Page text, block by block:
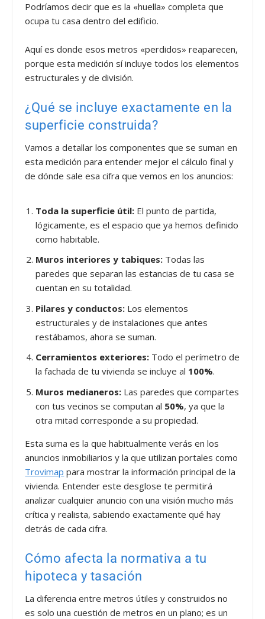
Podríamos decir que es la «huella» completa que
ocupa tu casa dentro del edificio.
Aquí es donde esos metros «perdidos» reaparecen,
porque esta medición sí incluye todos los elementos
estructurales y de división.
¿Qué se incluye exactamente en la
superficie construida?
Vamos a detallar los componentes que se suman en
esta medición para entender mejor el cálculo final y
de dónde sale esa cifra que vemos en los anuncios:
Toda la superficie útil:El punto de partida,
lógicamente, es el espacio que ya hemos definido
como habitable.
Muros interiores y tabiques:Todas las
paredes que separan las estancias de tu casa se
cuentan en su totalidad.
Pilares y conductos:Los elementos
estructurales y de instalaciones que antes
restábamos, ahora se suman.
Cerramientos exteriores:Todo el perímetro de
la fachada de tu vivienda se incluye al 100%.
Muros medianeros:Las paredes que compartes
con tus vecinos se computan al 50%, ya que la
otra mitad corresponde a su propiedad.
Esta suma es la que habitualmente verás en los
anuncios inmobiliarios y la que utilizan portales como
Trovimap para mostrar la información principal de la
vivienda. Entender este desglose te permitirá
analizar cualquier anuncio con una visión mucho más
crítica y realista, sabiendo exactamente qué hay
detrás de cada cifra.
Cómo afecta la normativa a tu
hipoteca y tasación
La diferencia entre metros útiles y construidos no
es solo una cuestión de metros en un plano; es un